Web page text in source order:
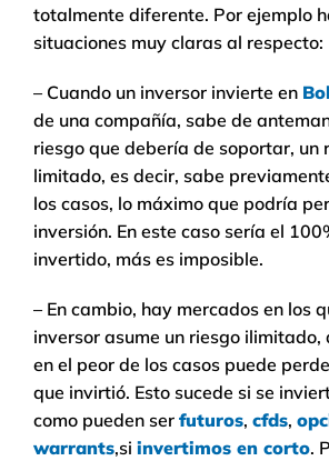
totalmente diferente. Por ejemplo
situaciones muy claras al respecto:
– Cuando un inversor invierte en
de una compañía, sabe de
riesgo que debería de soportar, un
limitado, es decir, sabe
los casos, lo máximo que podría
inversión. En este caso sería el
invertido, más es imposible.
– En cambio, hay mercados en los
inversor asume un riesgo ilimitado,
en el peor de los casos puede
que invirtió. Esto sucede si se
como pueden ser futuros, cfds,
warrants,si invertimos en corto.